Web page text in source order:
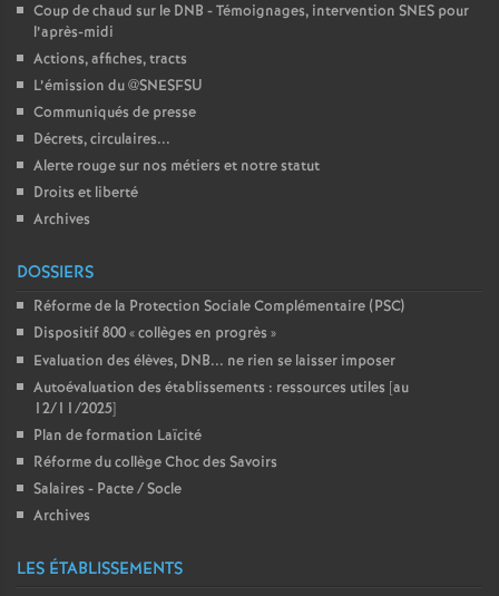
Coup de chaud sur le DNB - Témoignages, intervention SNES pour
l’après-midi
Actions, affiches, tracts
L’émission du @SNESFSU
Communiqués de presse
Décrets, circulaires...
Alerte rouge sur nos métiers et notre statut
Droits et liberté
Archives
DOSSIERS
Réforme de la Protection Sociale Complémentaire (PSC)
Dispositif 800 «collèges en progrès »
Evaluation des élèves, DNB... ne rien se laisser imposer
Autoévaluation des établissements : ressources utiles [au
12/11/2025]
Plan de formation Laïcité
Réforme du collège Choc des Savoirs
Salaires - Pacte / Socle
Archives
LES ÉTABLISSEMENTS